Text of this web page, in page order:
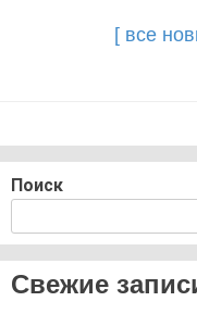
[ все
Поиск
Свежие